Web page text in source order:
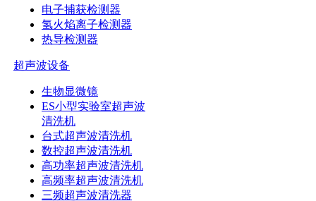
电子捕获检测器
氢火焰离子检测器
热导检测器
超声波设备
生物显微镜
ES小型实验室超声波
清洗机
台式超声波清洗机
数控超声波清洗机
高功率超声波清洗机
高频率超声波清洗机
三频超声波清洗器